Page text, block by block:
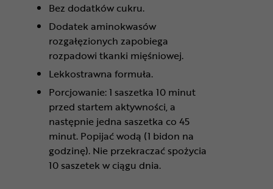
Bez dodatków cukru.
Dodatek aminokwasów
rozgałęzionych zapobiega
rozpadowi tkanki mięśniowej.
Lekkostrawna formuła.
Porcjowanie: 1 saszetka 10 minut
przed startem aktywności, a
następnie jedna saszetka co 45
minut. Popijać wodą (1 bidon na
godzinę). Nie przekraczać spożycia
10 saszetek w ciągu dnia.